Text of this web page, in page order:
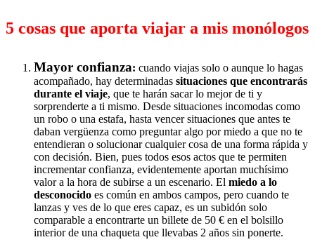
5 cosas que aporta viajar a mis monólogos
Mayor confianza: cuando viajas solo o aunque lo hagas
acompañado, hay determinadas situaciones que encontrarás
durante el viaje, que te harán sacar lo mejor de ti y
sorprenderte a ti mismo. Desde situaciones incomodas como
un robo o una estafa, hasta vencer situaciones que antes te
daban vergüenza como preguntar algo por miedo a que no te
entendieran o solucionar cualquier cosa de una forma rápida y
con decisión. Bien, pues todos esos actos que te permiten
incrementar confianza, evidentemente aportan muchísimo
valor a la hora de subirse a un escenario. El miedo a lo
desconocido es común en ambos campos, pero cuando te
lanzas y ves de lo que eres capaz, es un subidón solo
comparable a encontrarte un billete de 50 € en el bolsillo
interior de una chaqueta que llevabas 2 años sin ponerte.